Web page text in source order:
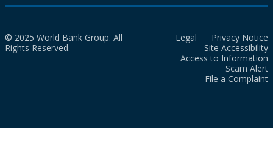
© 2025 World Bank Group. All
Rights Reserved.
Legal
Privacy Notice
Site Accessibility
Access to Information
Scam Alert
File a Complaint